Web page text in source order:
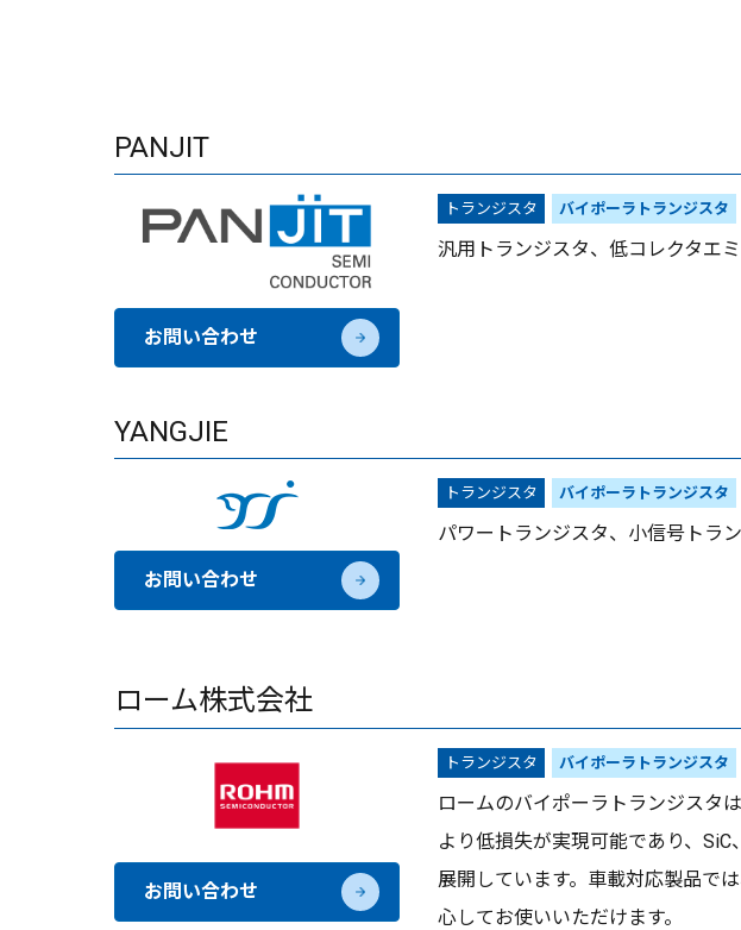
PANJIT
お問い合わせ
トランジスタ バイポーラトランジスタ
汎用トランジスタ、低コレクタエ
YANGJIE
お問い合わせ
トランジスタ バイポーラトランジスタ
パワートランジスタ、小信号トラ
ローム株式会社
お問い合わせ
トランジスタ バイポーラトランジスタ
ロームのバイポーラトランジスタ
より低損失が実現可能であり、
展開しています。車載対応製品で
心してお使いいただけます。